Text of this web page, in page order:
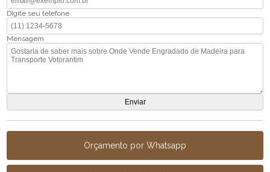
Digite seu telefone
Mensagem
Orçamento por Whatsapp